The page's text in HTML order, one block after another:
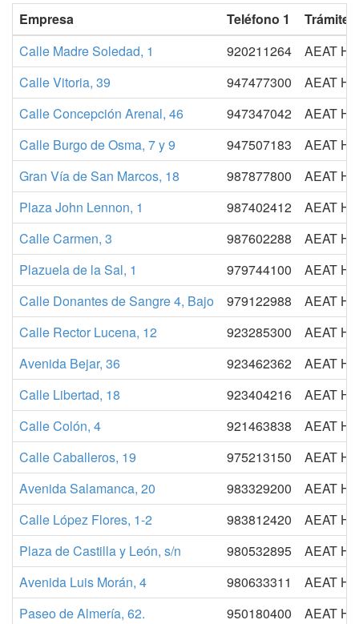
Empresa Teléfono 1
Trámites
Calle Madre Soledad, 1
920211264
AEAT
Calle Vitoria, 39
947477300
AEAT
Calle Concepción Arenal, 46
947347042
AEAT
Calle Burgo de Osma, 7 y 9
947507183
AEAT
Gran Vía de San Marcos, 18
987877800
AEAT
Plaza John Lennon, 1
987402412
AEAT
Calle Carmen, 3
987602288
AEAT
Plazuela de la Sal, 1
979744100
AEAT
Calle Donantes de Sangre 4, Bajo
979122988
AEAT
Calle Rector Lucena, 12
923285300
AEAT
Avenida Bejar, 36
923462362
AEAT
Calle Libertad, 18
923404216
AEAT
Calle Colón, 4
921463838
AEAT
Calle Caballeros, 19
975213150
AEAT
Avenida Salamanca, 20
983329200
AEAT
Calle López Flores, 1-2
983812420
AEAT
Plaza de Castilla y León, s/n
980532895
AEAT
Avenida Luis Morán, 4
980633311
AEAT
Paseo de Almería, 62.
950180400
AEAT